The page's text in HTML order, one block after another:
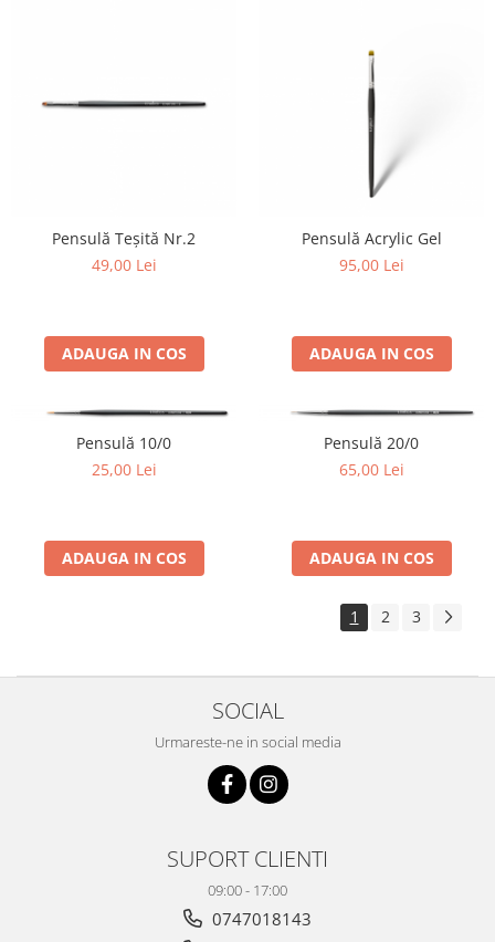
Pensulă Teșită Nr.2
49,00 Lei
ADAUGA IN COS
Pensulă Acrylic Gel
95,00 Lei
ADAUGA IN COS
Pensulă 10/0
25,00 Lei
ADAUGA IN COS
Pensulă 20/0
65,00 Lei
ADAUGA IN COS
1 2 3
SOCIAL
Urmareste-ne in social media
SUPORT CLIENTI
09:00 - 17:00
0747018143